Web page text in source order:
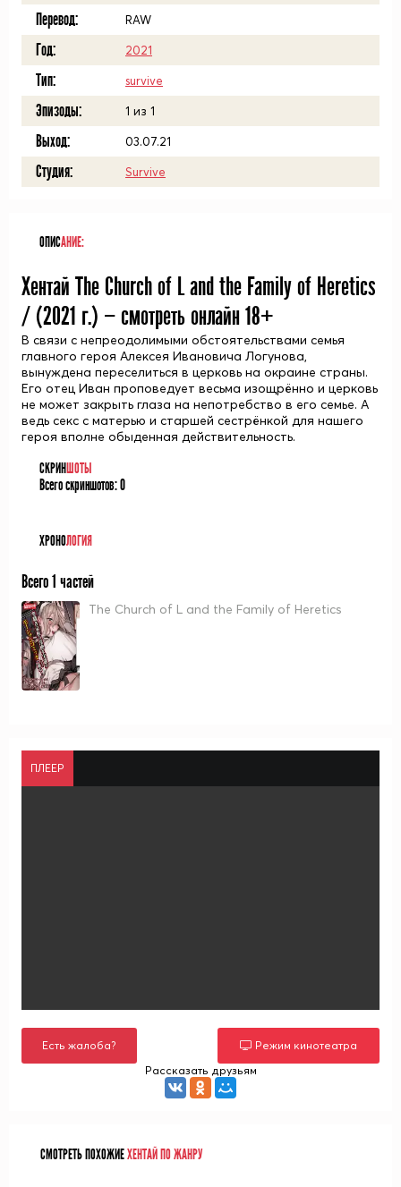
Перевод: RAW
Год: 2021
Тип: survive
Эпизоды: 1 из 1
Выход: 03.07.21
Студия: Survive
ОПИСАНИЕ:
Хентай The Church of L and the Family of Heretics
/ (2021 г.) — смотреть онлайн 18+
В связи с непреодолимыми обстоятельствами семья
главного героя Алексея Ивановича Логунова,
вынуждена переселиться в церковь на окраине страны.
Его отец Иван проповедует весьма изощрённо и церковь
не может закрыть глаза на непотребство в его семье. А
ведь секс с матерью и старшей сестрёнкой для нашего
героя вполне обыденная действительность.
СКРИН ШОТЫ
Всего скриншотов:0
ХРОНОЛОГИЯ
Всего 1 частей
The Church of L and the Family of Heretics
ПЛЕЕР
Есть жалоба?
Режим кинотеатра
Рассказать друзьям
СМОТРЕТЬ ПОХОЖИЕХЕНТАЙ ПО ЖАНРУ